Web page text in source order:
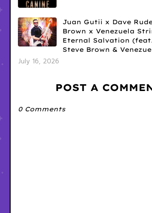
Juan Gutii x Dave
Brown x Venezuela
Eternal Salvation
Steve Brown &
July 16, 2026
POST A
0 Comments